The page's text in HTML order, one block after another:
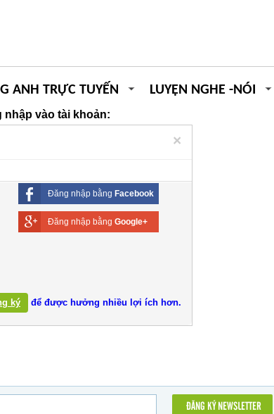
ANH TRỰC TUYẾN LUYỆN NGHE -NÓI
vào tài khoản:
×
Đăng nhập bằng Facebook
Đăng nhập bằng Google+
ký để được hưởng nhiều lợi ích hơn.
ĐĂNG KÝ NEWSLETTER